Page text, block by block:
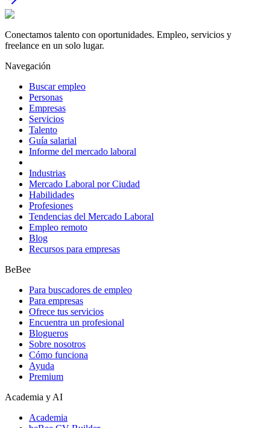
Conectamos talento con oportunidades. Empleo, servicios y
freelance en un solo lugar.
Navegación
Buscar empleo
Personas
Empresas
Servicios
Talento
Guía salarial
Informe del mercado laboral
Industrias
Mercado Laboral por Ciudad
Habilidades
Profesiones
Tendencias del Mercado Laboral
Empleo remoto
Blog
Recursos para empresas
BeBee
Para buscadores de empleo
Para empresas
Ofrece tus servicios
Encuentra un profesional
Blogueros
Sobre nosotros
Cómo funciona
Ayuda
Premium
Academia y AI
Academia